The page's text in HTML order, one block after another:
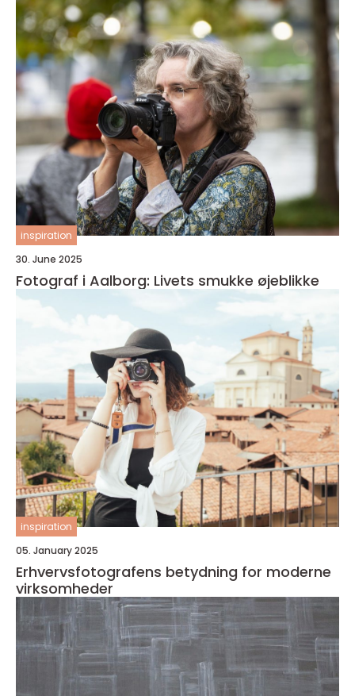
inspiration
30. June 2025
Fotograf i Aalborg: Livets smukke øjeblikke
inspiration
05. January 2025
Erhvervsfotografens betydning for moderne
virksomheder